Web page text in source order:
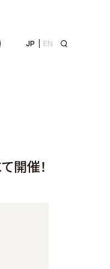
EN
JP
開催！